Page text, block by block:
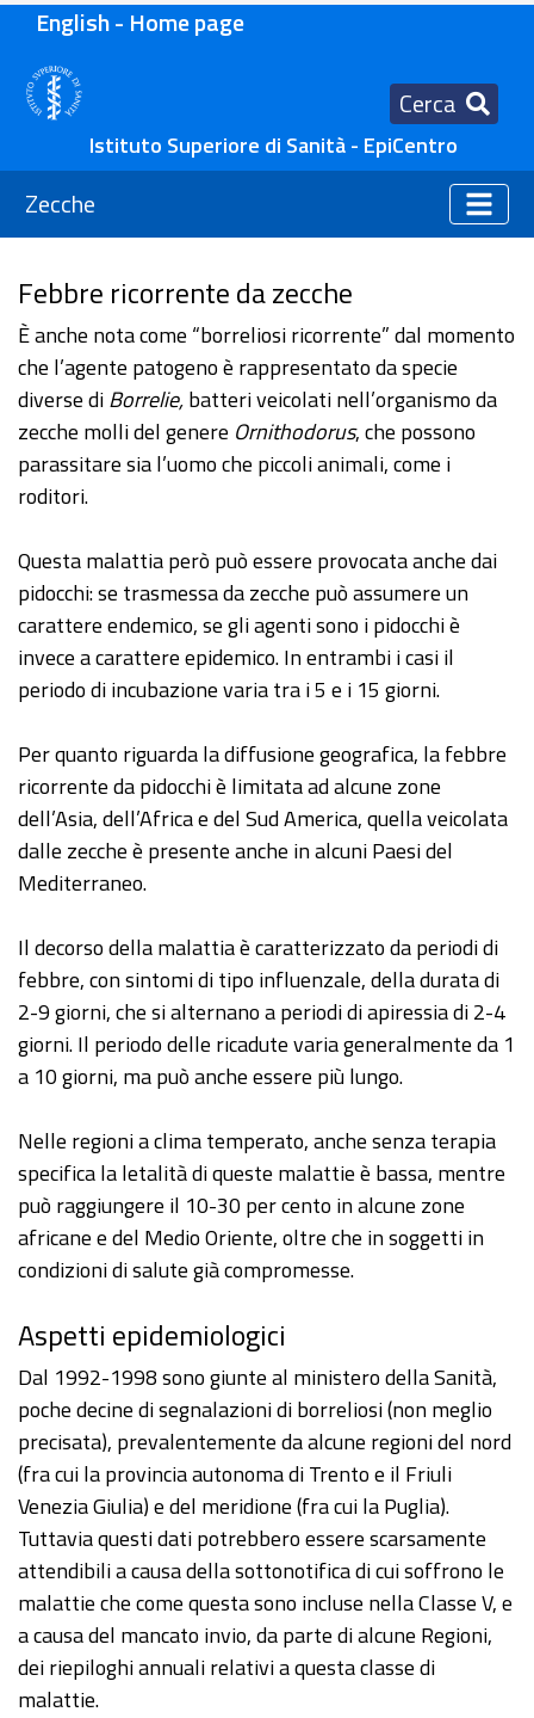
English - Home page
Cerca
Istituto Superiore di Sanità - EpiCentro
Zecche
Febbre ricorrente da zecche
È anche nota come “borreliosi ricorrente” dal momento
che l’agente patogeno è rappresentato da specie
diverse diBorrelie,batteri veicolati nell’organismo da
zecche molli del genere Ornithodorus, che possono
parassitare sia l’uomo che piccoli animali, come i
roditori.
Questa malattia però può essere provocata anche dai
pidocchi: se trasmessa da zecche può assumere un
carattere endemico, se gli agenti sono i pidocchi è
invece a carattere epidemico. In entrambi i casi il
periodo di incubazione varia tra i 5 e i 15 giorni.
Per quanto riguarda la diffusione geografica, la febbre
ricorrente da pidocchi è limitata ad alcune zone
dell’Asia, dell’Africa e del Sud America, quella veicolata
dalle zecche è presente anche in alcuni Paesi del
Mediterraneo.
Il decorso della malattia è caratterizzato da periodi di
febbre, con sintomi di tipo influenzale, della durata di
2-9 giorni, che si alternano a periodi di apiressia di 2-4
giorni. Il periodo delle ricadute varia generalmente da 1
a 10 giorni, ma può anche essere più lungo.
Nelle regioni a clima temperato, anche senza terapia
specifica la letalità di queste malattie è bassa, mentre
può raggiungere il 10-30 per cento in alcune zone
africane e del Medio Oriente, oltre che in soggetti in
condizioni di salute già compromesse.
Aspetti epidemiologici
Dal 1992-1998 sono giunte al ministero della Sanità,
poche decine di segnalazioni di borreliosi (non meglio
precisata), prevalentemente da alcune regioni del nord
(fra cui la provincia autonoma di Trento e il Friuli
Venezia Giulia) e del meridione (fra cui la Puglia).
Tuttavia questi dati potrebbero essere scarsamente
attendibili a causa della sottonotifica di cui soffrono le
malattie che come questa sono incluse nella Classe V, e
a causa del mancato invio, da parte di alcune Regioni,
dei riepiloghi annuali relativi a questa classe di
malattie.